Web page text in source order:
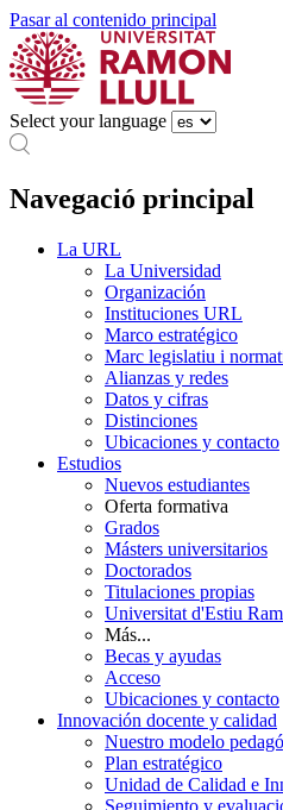
Pasar al contenido principal
Select your language
Navegació principal
La URL
La Universidad
Organización
Instituciones URL
Marco estratégico
Marc legislatiu i
Alianzas y redes
Datos y cifras
Distinciones
Ubicaciones y contacto
Estudios
Nuevos estudiantes
Oferta formativa
Grados
Másters universitarios
Doctorados
Titulaciones propias
Universitat d'Estiu
Más...
Becas y ayudas
Acceso
Ubicaciones y contacto
Innovación docente y calidad
Nuestro modelo
Plan estratégico
Unidad de Calidad e
Seguimiento y